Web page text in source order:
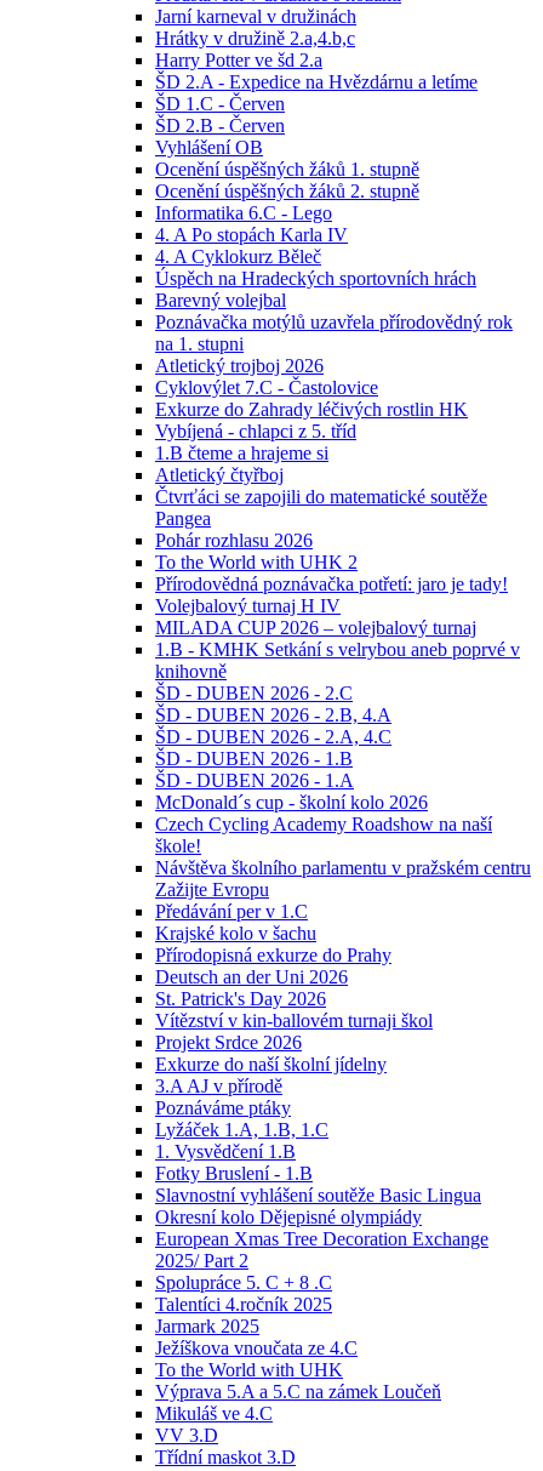
Jarní karneval v družinách
Hrátky v družině 2.a,4.b,c
Harry Potter ve šd 2.a
ŠD 2.A - Expedice na Hvězdárnu a letíme
ŠD 1.C - Červen
ŠD 2.B - Červen
Vyhlášení OB
Ocenění úspěšných žáků 1. stupně
Ocenění úspěšných žáků 2. stupně
Informatika 6.C - Lego
4. A Po stopách Karla IV
4. A Cyklokurz Běleč
Úspěch na Hradeckých sportovních hrách
Barevný volejbal
Poznávačka motýlů uzavřela přírodovědný rok
na 1. stupni
Atletický trojboj 2026
Cyklovýlet 7.C - Častolovice
Exkurze do Zahrady léčivých rostlin HK
Vybíjená - chlapci z 5. tříd
1.B čteme a hrajeme si
Atletický čtyřboj
Čtvrťáci se zapojili do matematické soutěže
Pangea
Pohár rozhlasu 2026
To the World with UHK 2
Přírodovědná poznávačka potřetí: jaro je tady!
Volejbalový turnaj H IV
MILADA CUP 2026 – volejbalový turnaj
1.B - KMHK Setkání s velrybou aneb poprvé v
knihovně
ŠD - DUBEN 2026 - 2.C
ŠD - DUBEN 2026 - 2.B, 4.A
ŠD - DUBEN 2026 - 2.A, 4.C
ŠD - DUBEN 2026 - 1.B
ŠD - DUBEN 2026 - 1.A
McDonald´s cup - školní kolo 2026
Czech Cycling Academy Roadshow na naší
škole!
Návštěva školního parlamentu v pražském centru
Zažijte Evropu
Předávání per v 1.C
Krajské kolo v šachu
Přírodopisná exkurze do Prahy
Deutsch an der Uni 2026
St. Patrick's Day 2026
Vítězství v kin-ballovém turnaji škol
Projekt Srdce 2026
Exkurze do naší školní jídelny
3.A AJ v přírodě
Poznáváme ptáky
Lyžáček 1.A, 1.B, 1.C
1. Vysvědčení 1.B
Fotky Bruslení - 1.B
Slavnostní vyhlášení soutěže Basic Lingua
Okresní kolo Dějepisné olympiády
European Xmas Tree Decoration Exchange
2025/ Part 2
Spolupráce 5. C + 8 .C
Talentíci 4.ročník 2025
Jarmark 2025
Ježíškova vnoučata ze 4.C
To the World with UHK
Výprava 5.A a 5.C na zámek Loučeň
Mikuláš ve 4.C
VV 3.D
Třídní maskot 3.D